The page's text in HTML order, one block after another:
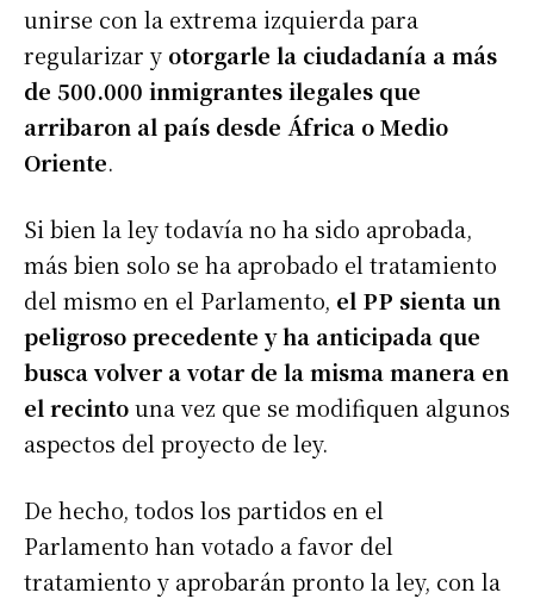
unirse con la extrema izquierda para
regularizar y otorgarle la ciudadanía a más
de 500.000 inmigrantes ilegales que
arribaron al país desde África o Medio
Oriente.
Si bien la ley todavía no ha sido aprobada,
más bien solo se ha aprobado el tratamiento
del mismo en el Parlamento, el PP sienta un
peligroso precedente y ha anticipada que
busca volver a votar de la misma manera en
el recintouna vez que se modifiquen algunos
aspectos del proyecto de ley.
De hecho, todos los partidos en el
Parlamento han votado a favor del
tratamiento y aprobarán pronto la ley, con la